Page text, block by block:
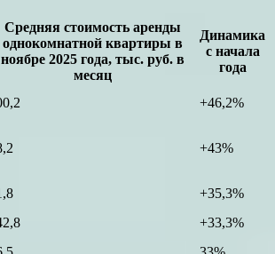
Средняя стоимость аренды
однокомнатной квартиры в
ноябре 2025 года, тыс. руб. в
месяц
Динамика
с начала
года
+46,2%
+43%
+35,3%
+33,3%